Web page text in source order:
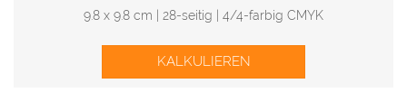
9.8 x 9.8 cm | 28-seitig | 4/4-farbig CMYK
KALKULIEREN